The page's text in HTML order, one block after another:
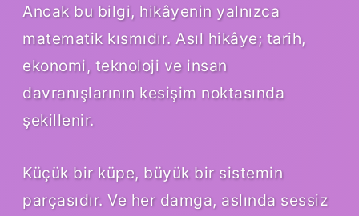
Ancak bu bilgi, hikâyenin yalnızca
matematik kısmıdır. Asıl hikâye; tarih,
ekonomi, teknoloji ve insan
davranışlarının kesişim noktasında
şekillenir.
Küçük bir küpe, büyük bir sistemin
parçasıdır. Ve her damga, aslında sessiz